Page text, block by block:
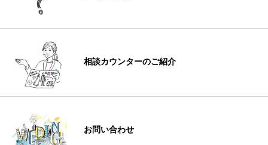
相談カウンターのご紹介
お問い合わせ